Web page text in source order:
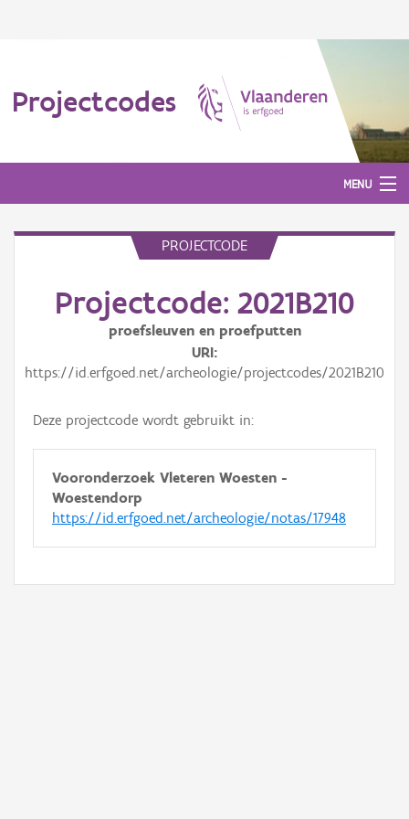
Projectcodes
MENU
PROJECTCODE
Projectcode: 2021B210
proefsleuven en proefputten
URI
https://id.erfgoed.net/archeologie/projectcodes/2021B210
Deze projectcode wordt gebruikt in:
Vooronderzoek Vleteren Woesten -
Woestendorp
https://id.erfgoed.net/archeologie/notas/17948